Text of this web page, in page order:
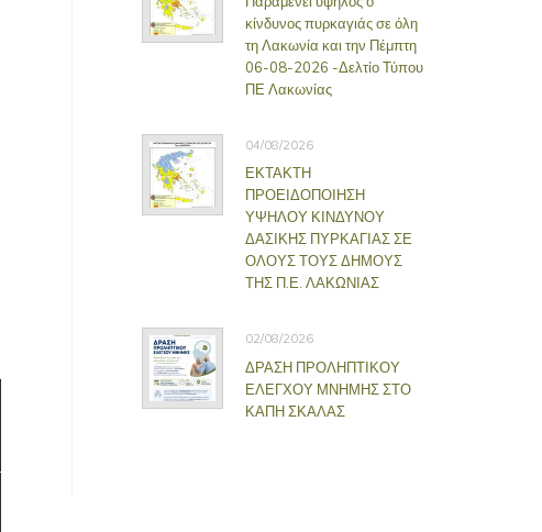
κίνδυνος πυρκαγιάς σε όλη
τη Λακωνία και την Πέμπτη
06-08-2026 -Δελτίο Τύπου
ΠΕ Λακωνίας
04/08/2026
ΕΚΤΑΚΤΗ
ΠΡΟΕΙΔΟΠΟΙΗΣΗ
ΥΨΗΛΟΥ ΚΙΝΔΥΝΟΥ
ΔΑΣΙΚΗΣ ΠΥΡΚΑΓΙΑΣ ΣΕ
ΟΛΟΥΣ ΤΟΥΣ ΔΗΜΟΥΣ
ΤΗΣ Π.Ε. ΛΑΚΩΝΙΑΣ
02/08/2026
ΔΡΑΣΗ ΠΡΟΛΗΠΤΙΚΟΥ
ΕΛΕΓΧΟΥ ΜΝΗΜΗΣ ΣΤΟ
ΚΑΠΗ ΣΚΑΛΑΣ